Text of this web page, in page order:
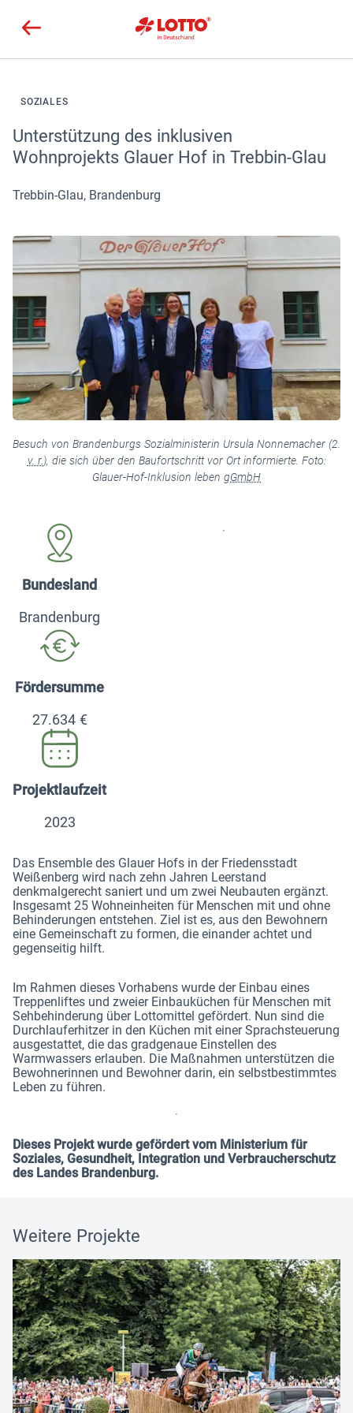
SOZIALES
Unterstützung des inklusiven
Wohnprojekts Glauer Hof in Trebbin-Glau
Trebbin-Glau, Brandenburg
Besuch von Brandenburgs Sozialministerin Ursula Nonnemacher (2.
v. r.), die sich über den Baufortschritt vor Ort informierte. Foto:
Glauer-Hof-Inklusion leben gGmbH
Bundesland
Brandenburg
Fördersumme
27.634 €
Projektlaufzeit
2023
Das Ensemble des Glauer Hofs in der Friedensstadt
Weißenberg wird nach zehn Jahren Leerstand
denkmalgerecht saniert und um zwei Neubauten ergänzt.
Insgesamt 25 Wohneinheiten für Menschen mit und ohne
Behinderungen entstehen. Ziel ist es, aus den Bewohnern
eine Gemeinschaft zu formen, die einander achtet und
gegenseitig hilft.
Im Rahmen dieses Vorhabens wurde der Einbau eines
Treppenliftes und zweier Einbauküchen für Menschen mit
Sehbehinderung über Lottomittel gefördert. Nun sind die
Durchlauferhitzer in den Küchen mit einer Sprachsteuerung
ausgestattet, die das gradgenaue Einstellen des
Warmwassers erlauben. Die Maßnahmen unterstützen die
Bewohnerinnen und Bewohner darin, ein selbstbestimmtes
Leben zu führen.
Dieses Projekt wurde gefördert vom Ministerium für
Soziales, Gesundheit, Integration und Verbraucherschutz
des Landes Brandenburg.
Weitere Projekte